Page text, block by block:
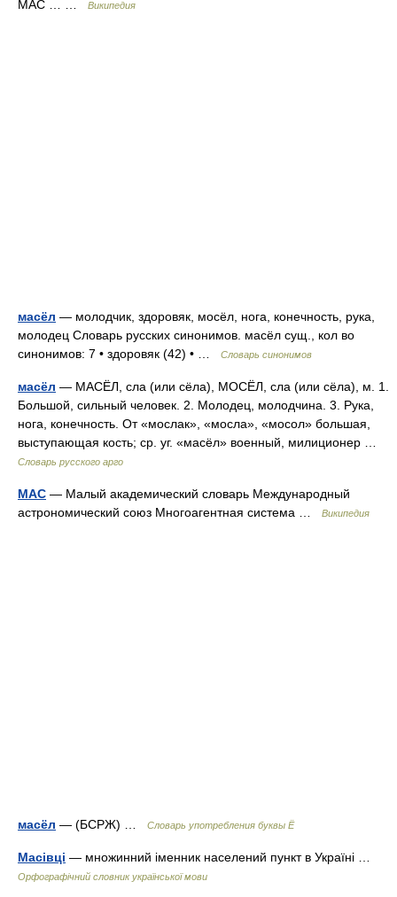
МАС … …
Википедия
масёл — молодчик, здоровяк, мосёл, нога, конечность, рука,
молодец Словарь русских синонимов. масёл сущ., кол во
синонимов: 7 • здоровяк (42) • …
Словарь синонимов
масёл — МАСЁЛ, сла (или сёла), МОСЁЛ, сла (или сёла), м. 1.
Большой, сильный человек. 2. Молодец, молодчина. 3. Рука,
нога, конечность. От «мослак», «мосла», «мосол» большая,
выступающая кость; ср. уг. «масёл» военный, милиционер …
Словарь русского арго
МАС — Малый академический словарь Международный
астрономический союз Многоагентная система …
Википедия
масёл — (БСРЖ) … Словарь употребления буквы Ё
Масівці — множинний іменник населений пункт в Україні …
Орфографічний словник української мови